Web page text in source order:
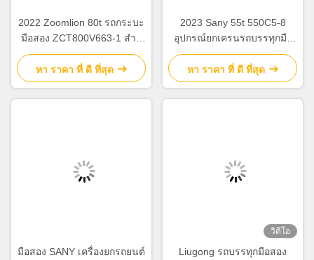
2022 Zoomlion 80t รถกระบะ
มือสอง ZCT800V663-1 สําห
รับสถานที่ก่อสร้าง
หา ราคา ที่ ดี ที่สุด
2023 Sany 55t 550C5-8
อุปกรณ์ยกเครนรถบรรทุกมือ
สองสําหรับสถานที่ก่อสร้าง
หา ราคา ที่ ดี ที่สุด
มือสอง SANY เครื่องยกรถยนต์
วิดีโอ
Liugong รถบรรทุกมือสอง